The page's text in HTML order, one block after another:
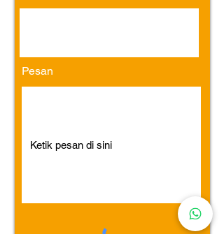
Pesan